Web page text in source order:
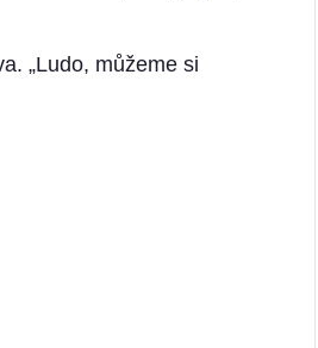
„Ludo, můžeme si